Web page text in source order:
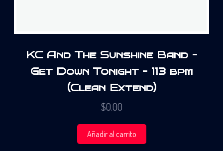
KC And The Sunshine Band –
Get Down Tonight – 113 bpm
(Clean Extend)
$0.00
Añadir al carrito